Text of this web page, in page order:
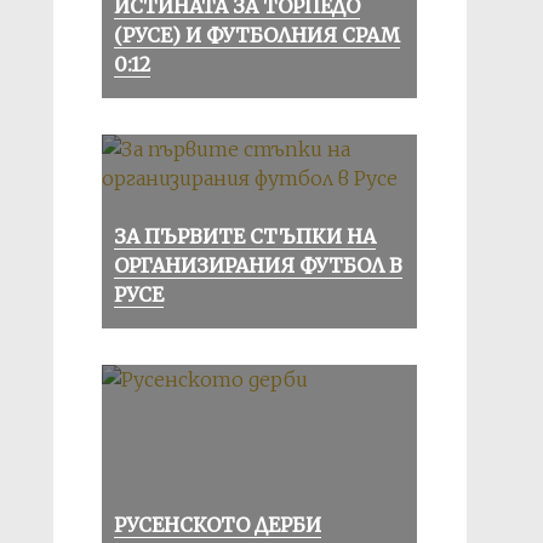
ИСТИНАТА ЗА ТОРПЕДО
(РУСЕ) И ФУТБОЛНИЯ СРАМ
0:12
ЗА ПЪРВИТЕ СТЪПКИ НА
ОРГАНИЗИРАНИЯ ФУТБОЛ В
РУСЕ
РУСЕНСКОТО ДЕРБИ